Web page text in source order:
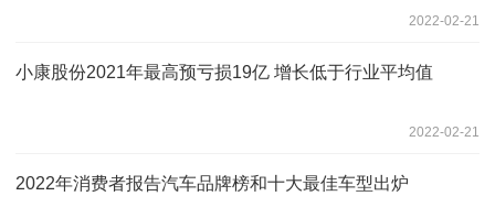
2022-02-21
小康股份2021年最高预亏损19亿 增长低于行业平均值
2022-02-21
2022年消费者报告汽车品牌榜和十大最佳车型出炉